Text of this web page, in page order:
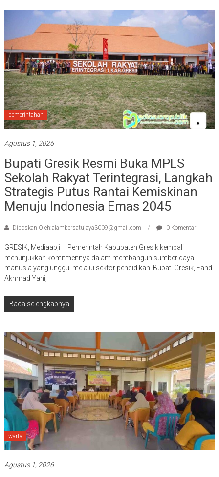
pemerintahan
Agustus 1, 2026
Bupati Gresik Resmi Buka MPLS
Sekolah Rakyat Terintegrasi, Langkah
Strategis Putus Rantai Kemiskinan
Menuju Indonesia Emas 2045
Diposkan Oleh:alambersatujaya3009@gmail.com 0 Komentar
GRESIK, Mediaabji – Pemerintah Kabupaten Gresik kembali
menunjukkan komitmennya dalam membangun sumber daya
manusia yang unggul melalui sektor pendidikan. Bupati Gresik, Fandi
Akhmad Yani,
Baca selengkapnya
warta
Agustus 1, 2026